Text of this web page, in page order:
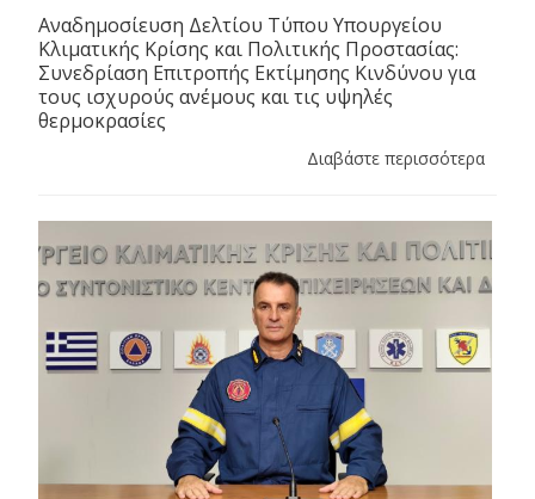
Αναδημοσίευση Δελτίου Τύπου Υπουργείου
Κλιματικής Κρίσης και Πολιτικής Προστασίας:
Συνεδρίαση Επιτροπής Εκτίμησης Κινδύνου για
τους ισχυρούς ανέμους και τις υψηλές
θερμοκρασίες
Διαβάστε περισσότερα